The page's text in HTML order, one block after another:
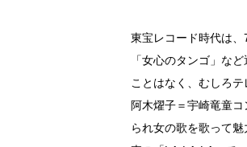
東宝レコード時代は
「女心のタンゴ」な
ことはなく、むしろ
阿木燿子＝宇崎竜童
られ女の歌を歌って